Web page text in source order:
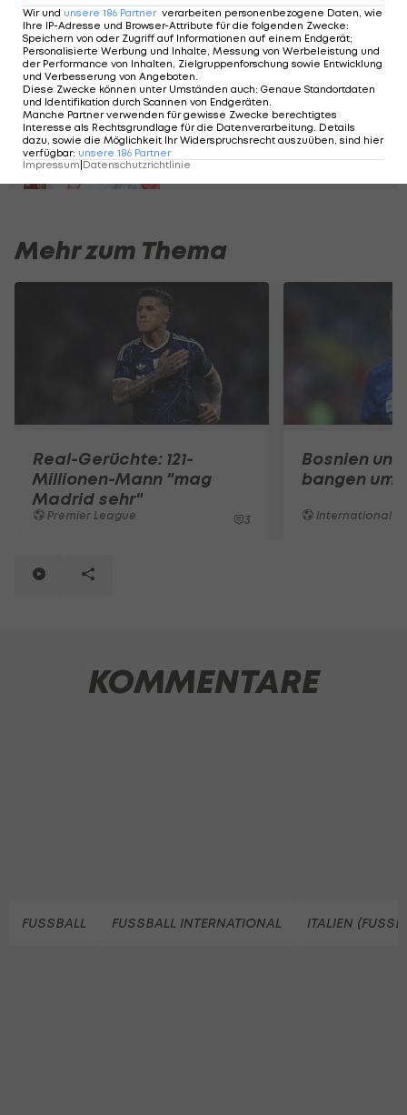
WM-Debakel am Boden
FIFA WM
Diese Stars müssen bei
der WM 2026 zuschauen
FIFA WM
Mehr zum Thema
Real-Gerüchte: 121-
Millionen-Mann "mag
Madrid sehr"
Premier League 3
Bosnien
bangen um
International
KOMMENTARE
FUSSBALL FUSSBALL INTERNATIONAL ITALIEN
Wir und unsere 186 Partner verarbeiten personenbezogene Daten, wie
Ihre IP-Adresse und Browser-Attribute für die folgenden Zwecke:
Speichern von oder Zugriff auf Informationen auf einem Endgerät;
Personalisierte Werbung und Inhalte, Messung von Werbeleistung und
der Performance von Inhalten, Zielgruppenforschung sowie Entwicklung
und Verbesserung von Angeboten.
Diese Zwecke können unter Umständen auch: Genaue Standortdaten
und Identifikation durch Scannen von Endgeräten.
Manche Partner verwenden für gewisse Zwecke berechtigtes
Interesse als Rechtsgrundlage für die Datenverarbeitung. Details
dazu, sowie die Möglichkeit Ihr Widerspruchsrecht auszuüben, sind hier
verfügbar: unsere 186 Partner
Impressum Datenschutzrichtlinie